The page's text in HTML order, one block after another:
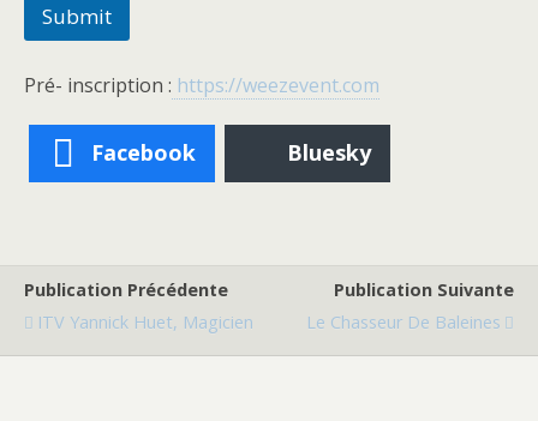
Submit
Pré- inscription : https://weezevent.com
Facebook Bluesky
Publication Précédente
ITV Yannick Huet, Magicien
Publication Suivante
Le Chasseur De Baleines